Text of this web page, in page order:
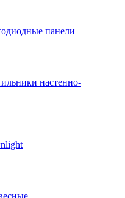
панели
настенно-